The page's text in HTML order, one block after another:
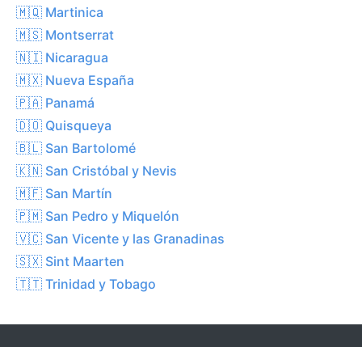
🇲🇶 Martinica
🇲🇸 Montserrat
🇳🇮 Nicaragua
🇲🇽 Nueva España
🇵🇦 Panamá
🇩🇴 Quisqueya
🇧🇱 San Bartolomé
🇰🇳 San Cristóbal y Nevis
🇲🇫 San Martín
🇵🇲 San Pedro y Miquelón
🇻🇨 San Vicente y las Granadinas
🇸🇽 Sint Maarten
🇹🇹 Trinidad y Tobago